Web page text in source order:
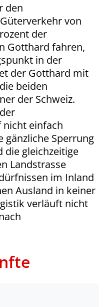
den
von
der
Gotthard fahren,
in der
der Gotthard mit
beiden
der Schweiz.
nicht einfach
gänzliche Sperrung
die gleichzeitige
Landstrasse
im Inland
Ausland in keiner
verläuft nicht